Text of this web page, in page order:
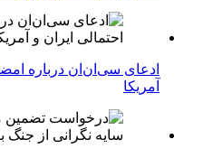
ادعای سی‌ان‌ان درباره
آمریکا